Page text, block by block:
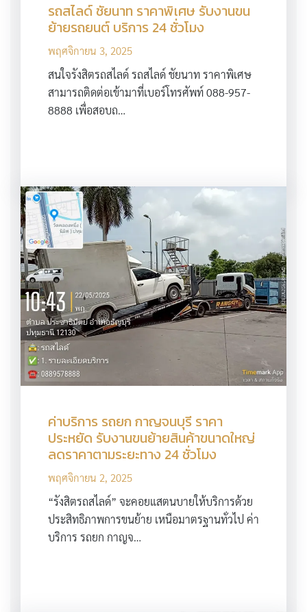
รถสไลด์ ชัยนาท ราคาพิเศษ รับงานขน
ย้ายรถยนต์ บริการ 24 ชั่วโมง
พฤศจิกายน 3, 2025
สนใจรังสิตรถสไลด์ รถสไลด์ ชัยนาท ราคาพิเศษ
สามารถติดต่อเข้ามาที่เบอร์โทรศัพท์ 088-957-
8888 เพื่อสอบถ…
ค่าบริการ รถยก กาญจนบุรี ราคา
ประหยัด รับงานขนย้ายสินค้าขนาดใหญ่
ลดราคาตามระยะทาง 24 ชั่วโมง
พฤศจิกายน 2, 2025
“รังสิตรถสไลด์” จะคอยแสตนบายให้บริการด้วย
ประสิทธิภาพการขนย้าย เหนือมาตรฐานทั่วไป ค่า
บริการ รถยก กาญจ…